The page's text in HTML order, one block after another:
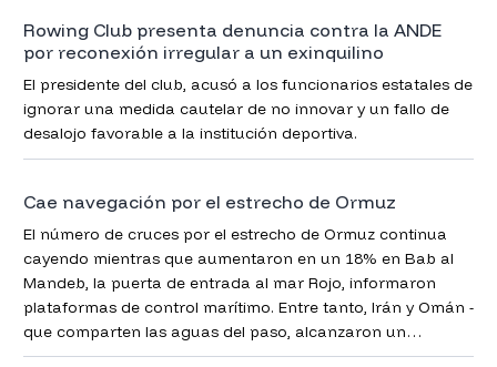
Rowing Club presenta denuncia contra la ANDE
por reconexión irregular a un exinquilino
El presidente del club, acusó a los funcionarios estatales de
ignorar una medida cautelar de no innovar y un fallo de
desalojo favorable a la institución deportiva.
Cae navegación por el estrecho de Ormuz
El número de cruces por el estrecho de Ormuz continua
cayendo mientras que aumentaron en un 18% en Bab al
Mandeb, la puerta de entrada al mar Rojo, informaron
plataformas de control marítimo. Entre tanto, Irán y Omán -
que comparten las aguas del paso, alcanzaron un
acuerdo para la administración de la vía clave para el